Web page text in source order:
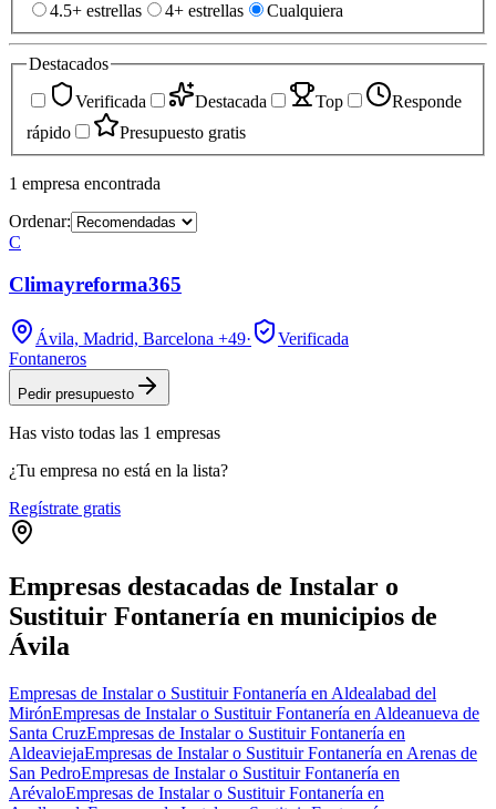
4.5+ estrellas
4+ estrellas Cualquiera
Destacados
Verificada
Destacada Top
Responde
rápido
Presupuesto gratis
1 empresa encontrada
Ordenar:
C
Climayreforma365
Ávila, Madrid, Barcelona +49·
Verificada
Fontaneros
Pedir presupuesto
Has visto todas las 1 empresas
¿Tu empresa no está en la lista?
Regístrate gratis
Empresas destacadas de Instalar o
Sustituir Fontanería en municipios de
Ávila
Empresas de Instalar o Sustituir Fontanería en Aldealabad del
MirónEmpresas de Instalar o Sustituir Fontanería en Aldeanueva de
Santa CruzEmpresas de Instalar o Sustituir Fontanería en
AldeaviejaEmpresas de Instalar o Sustituir Fontanería en Arenas de
San PedroEmpresas de Instalar o Sustituir Fontanería en
ArévaloEmpresas de Instalar o Sustituir Fontanería en